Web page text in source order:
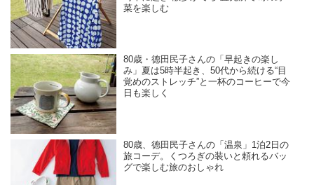
菜を楽しむ
80歳・德田民子さんの「早起きの楽し
み」夏は5時半起き、50代から続ける“目
覚めのストレッチ”と一杯のコーヒーで今
日も楽しく
80歳、德田民子さんの「温泉」1泊2日の
旅コーデ。くつろぎの装いと頼れるバッ
グで楽しむ旅のおしゃれ